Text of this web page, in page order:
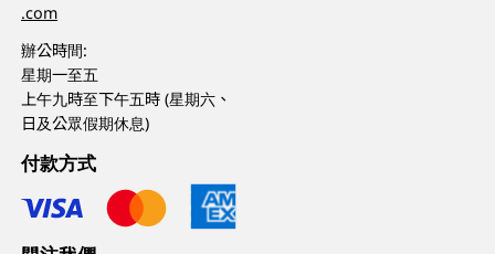
.com
辦公時間:
星期一至五
上午九時至下午五時 (星期六、
日及公眾假期休息)
付款方式